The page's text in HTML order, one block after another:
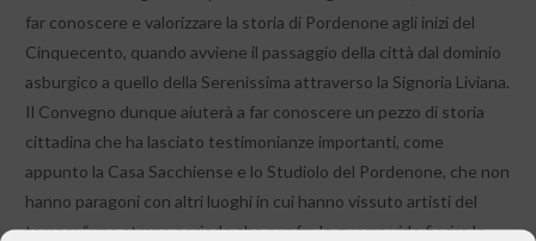
far conoscere e valorizzare la storia di Pordenone agli inizi del
Cinquecento, quando avviene il passaggio della città dal dominio
asburgico a quello della Serenissima attraverso la Signoria Liviana.
Il Convegno dunque aiuterà a far conoscere un pezzo di storia
cittadina che ha lasciato testimonianze importanti, come
appunto la Casa Sacchiense e lo Studiolo del Pordenone, che non
hanno paragoni con altri luoghi in cui hanno vissuto artisti del
tempo: “uno strano periodo che pur fra le guerre vide fiorire le